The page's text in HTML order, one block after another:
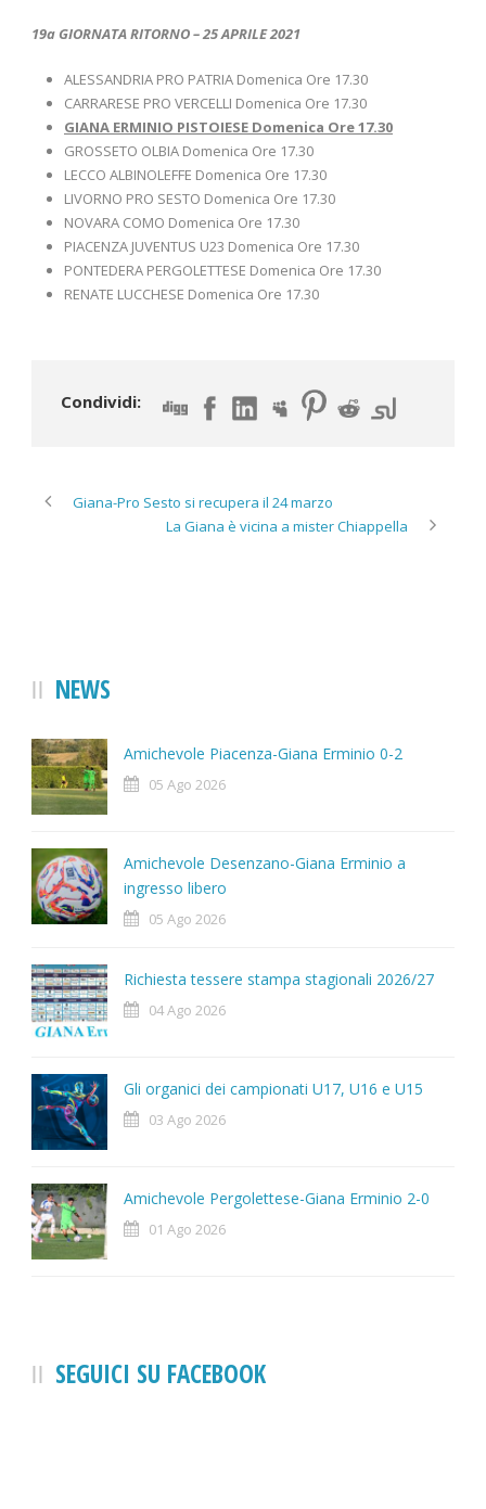
19a GIORNATA RITORNO – 25 APRILE 2021
ALESSANDRIA PRO PATRIA Domenica Ore 17.30
CARRARESE PRO VERCELLI Domenica Ore 17.30
GIANA ERMINIO PISTOIESE Domenica Ore 17.30
GROSSETO OLBIA Domenica Ore 17.30
LECCO ALBINOLEFFE Domenica Ore 17.30
LIVORNO PRO SESTO Domenica Ore 17.30
NOVARA COMO Domenica Ore 17.30
PIACENZA JUVENTUS U23 Domenica Ore 17.30
PONTEDERA PERGOLETTESE Domenica Ore 17.30
RENATE LUCCHESE Domenica Ore 17.30
Condividi:
Giana-Pro Sesto si recupera il 24 marzo
La Giana è vicina a mister Chiappella
NEWS
Amichevole Piacenza-Giana Erminio 0-2
05 Ago 2026
Amichevole Desenzano-Giana Erminio a
ingresso libero
05 Ago 2026
Richiesta tessere stampa stagionali 2026/27
04 Ago 2026
Gli organici dei campionati U17, U16 e U15
03 Ago 2026
Amichevole Pergolettese-Giana Erminio 2-0
01 Ago 2026
SEGUICI SU FACEBOOK